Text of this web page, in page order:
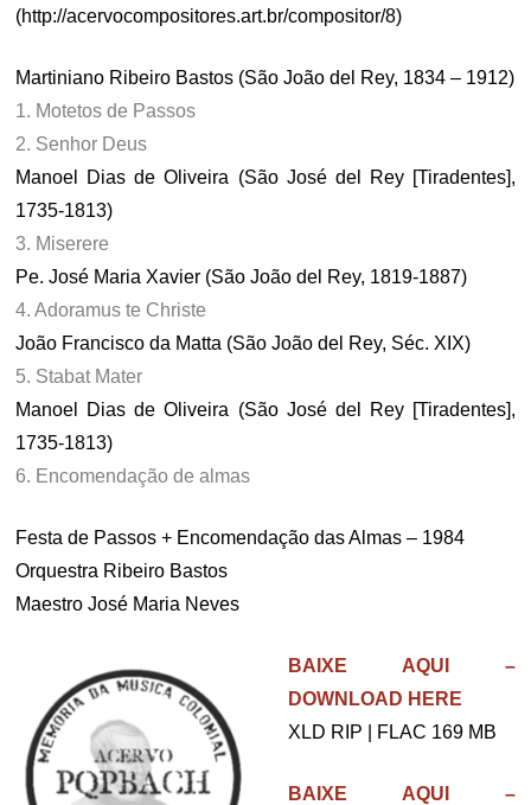
(http://acervocompositores.art.br/compositor/8)
Martiniano Ribeiro Bastos (São João del Rey, 1834 – 1912)
1. Motetos de Passos
2. Senhor Deus
Manoel Dias de Oliveira (São José del Rey [Tiradentes],
1735-1813)
3. Miserere
Pe. José Maria Xavier (São João del Rey, 1819-1887)
4. Adoramus te Christe
João Francisco da Matta (São João del Rey, Séc. XIX)
5. Stabat Mater
Manoel Dias de Oliveira (São José del Rey [Tiradentes],
1735-1813)
6. Encomendação de almas
Festa de Passos + Encomendação das Almas – 1984
Orquestra Ribeiro Bastos
Maestro José Maria Neves
BAIXE AQUI –
DOWNLOAD HERE
XLD RIP | FLAC 169 MB
BAIXE AQUI –